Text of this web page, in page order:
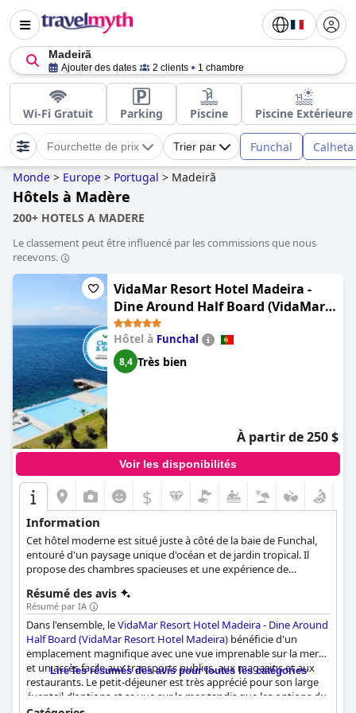
Madeirã
Ajouter des dates 2 clients 1 chambre
Wi-Fi Gratuit Parking Piscine Piscine Extérieure
Fourchette de prix Trier par Funchal Calheta
Monde > Europe > Portugal > Madeirã
Hôtels à Madère
200+ HOTELS A MADERE
Le classement peut être influencé par les commissions que nous
recevons.
VidaMar Resort Hotel Madeira -
Dine Around Half Board (VidaMar
Resort Hotel Madeira)
Hôtel à Funchal
8,4 Très bien
À partir de 250 $
Voir les disponibilités
$
Information
Cet hôtel moderne est situé juste à côté de la baie de Funchal,
entouré d'un paysage unique d'océan et de jardin tropical. Il
propose des chambres spacieuses et une expérience de
d'installations de loisirs.
Résumé des avis
Résumé par IA
Dans l'ensemble, leVidaMar Resort Hotel Madeira - Dine Around
Half Board (VidaMar Resort Hotel Madeira) bénéficie d'un
emplacement magnifique avec une vue imprenable sur la mer
et un accès facile aux transports publics, aux magasins et aux
restaurants. Le petit-déjeuner est très apprécié pour son large
éventail d'options et sa vue sur la mer, tandis que les options du
Lire les résumés des avis pour toutes les catégories